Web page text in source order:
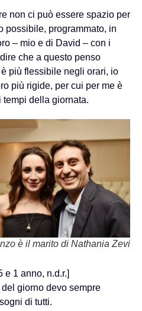
non ci può essere spazio per
possibile, programmato, in
– mio e di David – con i
che a questo penso
più flessibile negli orari, io
più rigide, per cui per me è
della giornata.
è il marito di Nathania Zevi
e 1 anno, n.d.r.]
del giorno devo sempre
di tutti.